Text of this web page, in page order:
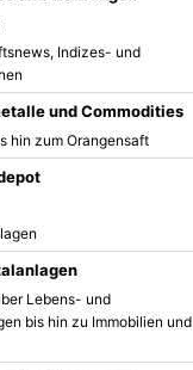
Indizes- und
und Commodities
hin zum Orangensaft
Lebens- und
bis hin zu Immobilien und